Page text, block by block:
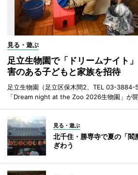
見る・遊ぶ
足立生物園で「ドリームナイト
害のある子どもと家族を招待
足立生物園（足立区保木間2、TEL 03-3884-
「Dream night at the Zoo 2026生物園」が開
見る・遊ぶ
北千住・勝専寺で夏の「
ぎわう